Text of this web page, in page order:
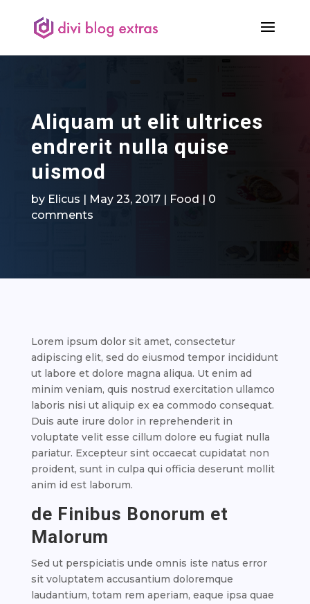
Aliquam ut elit ultrices
endrerit nulla quise
uismod
by Elicus | May 23, 2017| Food | 0
comments
Lorem ipsum dolor sit amet, consectetur
adipiscing elit, sed do eiusmod tempor incididunt
ut labore et dolore magna aliqua. Ut enim ad
minim veniam, quis nostrud exercitation ullamco
laboris nisi ut aliquip ex ea commodo consequat.
Duis aute irure dolor in reprehenderit in
voluptate velit esse cillum dolore eu fugiat nulla
pariatur. Excepteur sint occaecat cupidatat non
proident, sunt in culpa qui officia deserunt mollit
anim id est laborum.
de Finibus Bonorum et
Malorum
Sed ut perspiciatis unde omnis iste natus error
sit voluptatem accusantium doloremque
laudantium, totam rem aperiam, eaque ipsa quae